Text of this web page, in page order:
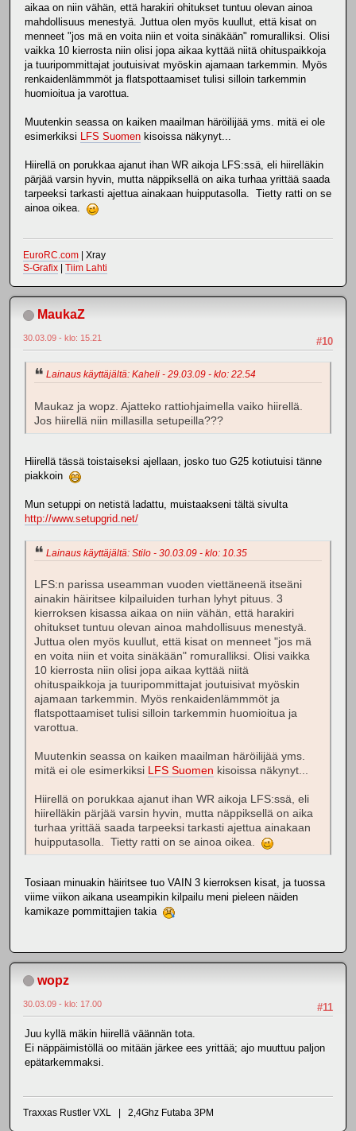
aikaa on niin vähän, että harakiri ohitukset tuntuu olevan ainoa
mahdollisuus menestyä. Juttua olen myös kuullut, että kisat on
menneet "jos mä en voita niin et voita sinäkään" romuralliksi. Olisi
vaikka 10 kierrosta niin olisi jopa aikaa kyttää niitä ohituspaikkoja
ja tuuripommittajat joutuisivat myöskin ajamaan tarkemmin. Myös
renkaidenlämmmöt ja flatspottaamiset tulisi silloin tarkemmin
huomioitua ja varottua.
Muutenkin seassa on kaiken maailman häröilijää yms. mitä ei ole
esimerkiksi LFS Suomen kisoissa näkynyt...
Hiirellä on porukkaa ajanut ihan WR aikoja LFS:ssä, eli hiirelläkin
pärjää varsin hyvin, mutta näppiksellä on aika turhaa yrittää saada
tarpeeksi tarkasti ajettua ainakaan huipputasolla. Tietty ratti on se
ainoa oikea.
EuroRC.com | Xray
S-Grafix
Tiim Lahti
MaukaZ
#10
30.03.09 - klo: 15.21
Lainaus käyttäjältä: Kaheli - 29.03.09 - klo: 22.54
Maukaz ja wopz. Ajatteko rattiohjaimella vaiko hiirellä.
Jos hiirellä niin millasilla setupeilla???
Hiirellä tässä toistaiseksi ajellaan, josko tuo G25 kotiutuisi tänne
piakkoin
Mun setuppi on netistä ladattu, muistaakseni tältä sivulta
http://www.setupgrid.net/
Lainaus käyttäjältä: Stilo - 30.03.09 - klo: 10.35
LFS:n parissa useamman vuoden viettäneenä itseäni
ainakin häiritsee kilpailuiden turhan lyhyt pituus. 3
kierroksen kisassa aikaa on niin vähän, että harakiri
ohitukset tuntuu olevan ainoa mahdollisuus menestyä.
Juttua olen myös kuullut, että kisat on menneet "jos mä
en voita niin et voita sinäkään" romuralliksi. Olisi vaikka
10 kierrosta niin olisi jopa aikaa kyttää niitä
ohituspaikkoja ja tuuripommittajat joutuisivat myöskin
ajamaan tarkemmin. Myös renkaidenlämmmöt ja
flatspottaamiset tulisi silloin tarkemmin huomioitua ja
varottua.
Muutenkin seassa on kaiken maailman häröilijää yms.
mitä ei ole esimerkiksi LFS Suomen kisoissa näkynyt...
Hiirellä on porukkaa ajanut ihan WR aikoja LFS:ssä, eli
hiirelläkin pärjää varsin hyvin, mutta näppiksellä on aika
turhaa yrittää saada tarpeeksi tarkasti ajettua ainakaan
huipputasolla. Tietty ratti on se ainoa oikea.
Tosiaan minuakin häiritsee tuo VAIN 3 kierroksen kisat, ja tuossa
viime viikon aikana useampikin kilpailu meni pieleen näiden
kamikaze pommittajien takia
wopz
#11
30.03.09 - klo: 17.00
Juu kyllä mäkin hiirellä väännän tota.
Ei näppäimistöllä oo mitään järkee ees yrittää; ajo muuttuu paljon
epätarkemmaksi.
Traxxas Rustler VXL | 2,4Ghz Futaba 3PM